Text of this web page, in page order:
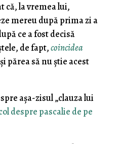
că, la vremea lui,
mereu după prima zi a
ce a fost decisă
de fapt,coincidea
părea să nu știe acest
așa-zisul „clauza lui
despre pascalie de pe